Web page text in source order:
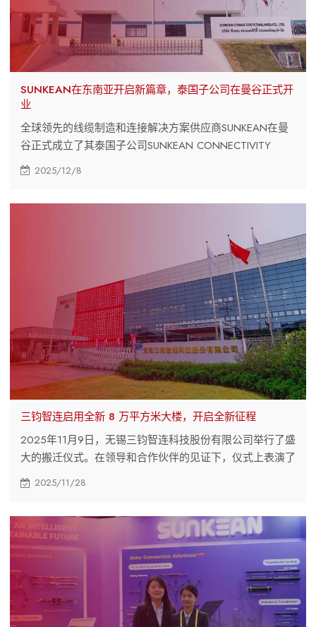
SUNKEAN在东南亚开启新篇章，泰国子公司在曼谷正式开
业
全球领先的线缆制造和连接解决方案供应商SUNKEAN在曼
谷正式成立了其泰国子公司SUNKEAN CONNECTIVITY
(THAILAND) CO., LTD.。此次战略扩张标志着公司全球布局
2025/12/8
三钧智连启用全新 8 万平方米大楼，开启全新征程
2025年11月9日，无锡三钧智连科技股份有限公司举行了盛
大的搬迁仪式。在领导和合作伙伴的见证下，仪式上表演了
舞狮和揭幕仪式，标志着公司发展历程中的一个重要里程
碑。三钧电缆致力于智能连接领域的创新、全球扩张，并秉
2025/11/28